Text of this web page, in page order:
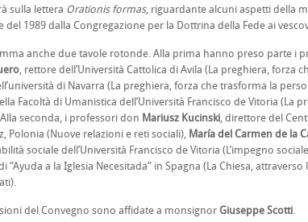
sulla lettera Orationis formas, riguardante alcuni aspetti della
del 1989 dalla Congregazione per la Dottrina della Fede ai
anche due tavole rotonde. Alla prima hanno preso parte i
, rettore dell’Università Cattolica di Avila (La preghiera, forza
di Navarra (La preghiera, forza che trasforma la
Facoltà di Umanistica dell’Università Francisco de Vitoria (La
seconda, i professori don Mariusz Kucinski , direttore del
Polonia (Nuove relazioni e reti sociali), María del Carmen de la
sociale dell’Università Francisco de Vitoria (L’impegno
“Ayuda a la Iglesia Necesitada” in Spagna (La Chiesa,
del Convegno sono affidate a monsignorGiuseppe Scotti